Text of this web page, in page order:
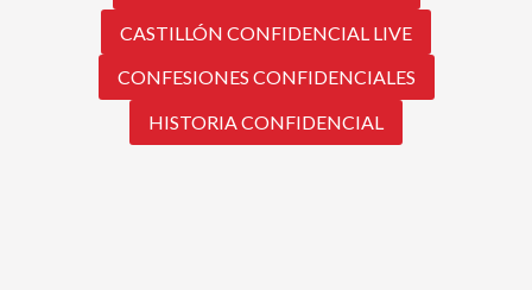
CASTILLÓN CONFIDENCIAL LIVE
CONFESIONES CONFIDENCIALES
HISTORIA CONFIDENCIAL